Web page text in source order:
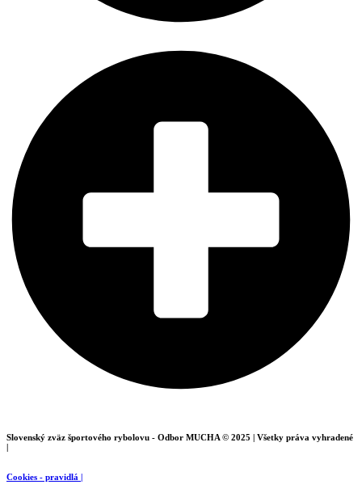
Slovenský zväz športového rybolovu - Odbor MUCHA © 2025 | Všetky práva vyhradené
|
Cookies - pravidlá |